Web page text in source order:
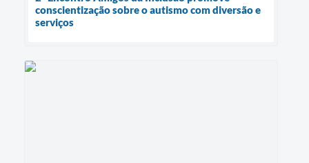
conscientização sobre o autismo com diversão e
serviços